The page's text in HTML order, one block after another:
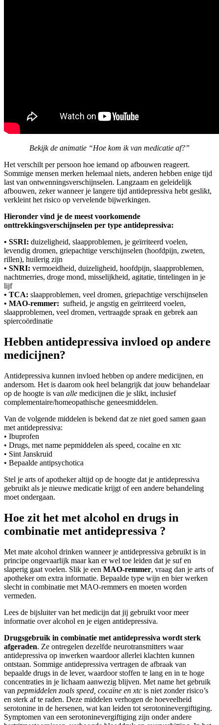
Bekijk de animatie “Hoe kom ik van medicatie af?”
Het verschilt per persoon hoe iemand op afbouwen reageert.
Sommige mensen merken helemaal niets, anderen hebben enige tijd
last van ontwenningsverschijnselen. Langzaam en geleidelijk
afbouwen, zeker wanneer je langere tijd antidepressiva hebt geslikt,
verkleint het risico op vervelende bijwerkingen.
Hieronder vind je de meest voorkomende
onttrekkingsverschijnselen per type antidepressiva:
• SSRI: duizeligheid, slaapproblemen, je geïrriteerd voelen,
levendig dromen, griepachtige verschijnselen (hoofdpijn, zweten,
rillen), huilerig zijn
• SNRI: vermoeidheid, duizeligheid, hoofdpijn, slaapproblemen,
nachtmerries, droge mond, misselijkheid, agitatie, tintelingen in je
lijf
• TCA: slaapproblemen, veel dromen, griepachtige verschijnselen
• MAO-remmer: sufheid, je angstig en geïrriteerd voelen,
slaapproblemen, veel dromen, vertraagde spraak en gebrek aan
spiercoördinatie
Hebben antidepressiva invloed op andere
medicijnen?
Antidepressiva kunnen invloed hebben op andere medicijnen, en
andersom. Het is daarom ook heel belangrijk dat jouw behandelaar
op de hoogte is van alle medicijnen die je slikt, inclusief
complementaire/homeopathische geneesmiddelen.
Van de volgende middelen is bekend dat ze niet goed samen gaan
met antidepressiva:
• Ibuprofen
• Drugs, met name pepmiddelen als speed, cocaïne en xtc
• Sint Janskruid
• Bepaalde antipsychotica
Stel je arts of apotheker altijd op de hoogte dat je antidepressiva
gebruikt als je nieuwe medicatie krijgt of een andere behandeling
moet ondergaan.
Hoe zit het met alcohol en drugs in
combinatie met antidepressiva ?
Met mate alcohol drinken wanneer je antidepressiva gebruikt is in
principe ongevaarlijk maar kan er wel toe leiden dat je suf en
slaperig gaat voelen. Slik je een MAO-remmer, vraag dan je arts of
apotheker om extra informatie. Bepaalde type wijn en bier werken
slecht in combinatie met MAO-remmers en moeten worden
vermeden.
Lees de bijsluiter van het medicijn dat jij gebruikt voor meer
informatie over alcohol en je eigen antidepressiva.
Drugsgebruik in combinatie met antidepressiva wordt sterk
afgeraden. Ze ontregelen dezelfde neurotransmitters waar
antidepressiva op inwerken waardoor allerlei klachten kunnen
ontstaan. Sommige antidepressiva vertragen de afbraak van
bepaalde drugs in de lever, waardoor stoffen te lang en in te hoge
concentraties in je lichaam aanwezig blijven. Met name het gebruik
van pepmiddelen zoals speed, cocaïne en xtc is niet zonder risico’s
en sterk af te raden. Deze middelen verhogen de hoeveelheid
serotonine in de hersenen, wat kan leiden tot serotoninevergiftiging.
Symptomen van een serotoninevergiftiging zijn onder andere